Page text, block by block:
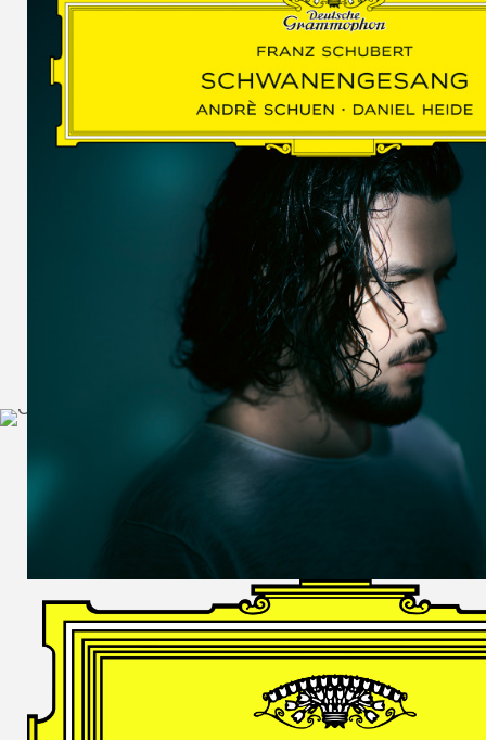
SCHUMANN
WOLF
MARTIN
SCHUMANN,
LIEDERKREIS
OP. 24
SECHS
MONOLOGE
AUS
JEDERMANN
GESÄNGE
Andrè Schuen,
Baritone
Daniel Heide,
Piano